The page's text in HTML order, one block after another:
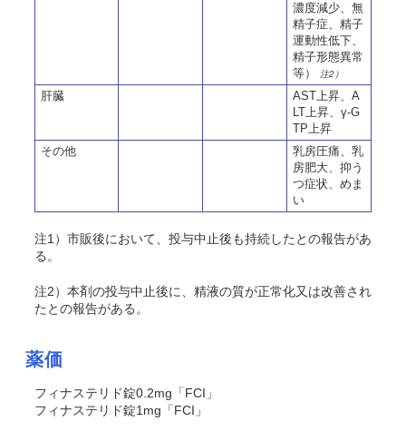
濃度減少、無
精子症、精子
運動性低下、
精子形態異常
等）
注2）
肝臓
AST上昇、A
LT上昇、γ-G
TP上昇
その他
乳房圧痛、乳
房肥大、抑う
つ症状、めま
い
注1）市販後において、投与中止後も持続したとの報告があ
る。
注2）本剤の投与中止後に、精液の質が正常化又は改善され
たとの報告がある。
薬価
フィナステリド錠0.2mg「FCI」
フィナステリド錠1mg「FCI」